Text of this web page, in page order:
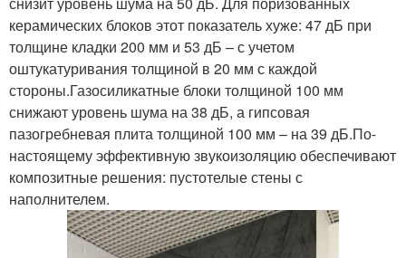
керамических блоков этот показатель хуже: 47 дБ при
толщине кладки 200 мм и 53 дБ – с учетом
оштукатуривания толщиной в 20 мм с каждой
стороны.Газосиликатные блоки толщиной 100 мм
снижают уровень шума на 38 дБ, а гипсовая
пазогребневая плита толщиной 100 мм – на 39 дБ.По-
настоящему эффективную звукоизоляцию обеспечивают
композитные решения: пустотелые стены с
наполнителем.